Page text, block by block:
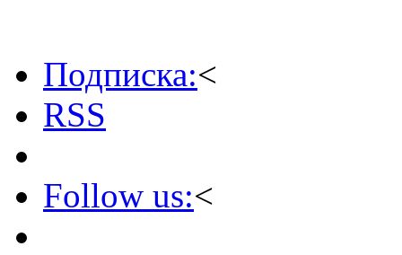
Подписка:<
RSS
Follow us:<